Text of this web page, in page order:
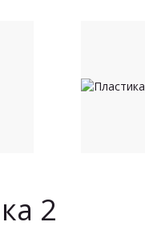
2